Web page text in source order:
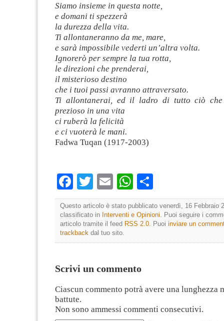
Siamo insieme in questa notte,
e domani ti spezzerà
la durezza della vita.
Ti allontaneranno da me, mare,
e sarà impossibile vederti un’altra volta.
Ignorerò per sempre la tua rotta,
le direzioni che prenderai,
il misterioso destino
che i tuoi passi avranno attraversato.
Ti allontanerai, ed il ladro di tutto ciò
prezioso in una vita
ci ruberà la felicità
e ci vuoterà le mani.
Fadwa Tuqan (1917-2003)
Facebook
TwitterEmailWhatsApp
Questo articolo è stato pubblicato venerdì, 16 Febbraio
classificato in Interventi e Opinioni. Puoi seguire i
articolo tramite il feed RSS 2.0. Puoi inviare un
trackback dal tuo sito.
Scrivi un commento
Ciascun commento potrà avere una lunghezza
battute.
Non sono ammessi commenti consecutivi.